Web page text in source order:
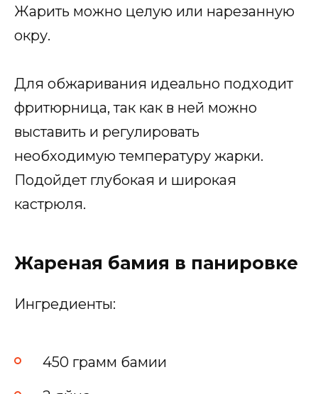
Жарить можно целую или нарезанную
окру.
Для обжаривания идеально подходит
фритюрница, так как в ней можно
выставить и регулировать
необходимую температуру жарки.
Подойдет глубокая и широкая
кастрюля.
Жареная бамия в панировке
Ингредиенты:
450 грамм бамии